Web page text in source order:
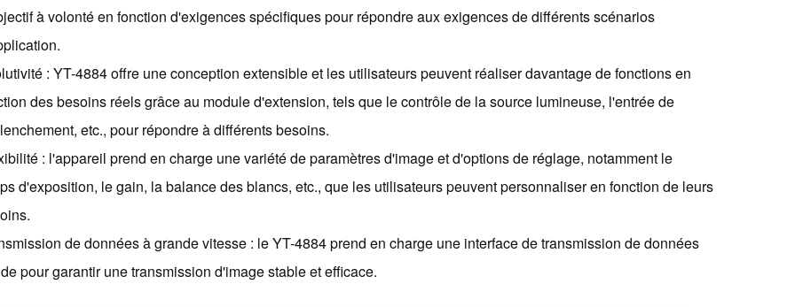
à volonté en fonction d'exigences spécifiques pour répondre aux exigences de différents scénarios
: YT-4884 offre une conception extensible et les utilisateurs peuvent réaliser davantage de fonctions en
des besoins réels grâce au module d'extension, tels que le contrôle de la source lumineuse, l'entrée de
etc., pour répondre à différents besoins.
: l'appareil prend en charge une variété de paramètres d'image et d'options de réglage, notamment le
d'exposition, le gain, la balance des blancs, etc., que les utilisateurs peuvent personnaliser en fonction de leurs
de données à grande vitesse : le YT-4884 prend en charge une interface de transmission de données
pour garantir une transmission d'image stable et efficace.